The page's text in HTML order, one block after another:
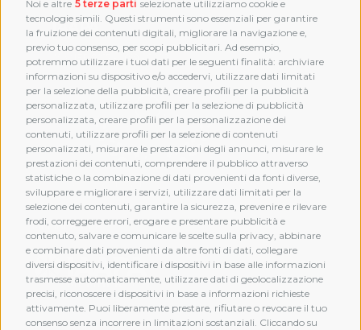
Noi e altre 5 terze parti selezionate utilizziamo cookie e
tecnologie simili. Questi strumenti sono essenziali per garantire
la fruizione dei contenuti digitali, migliorare la navigazione e,
previo tuo consenso, per scopi pubblicitari. Ad esempio,
potremmo utilizzare i tuoi dati per le seguenti finalità: archiviare
informazioni su dispositivo e/o accedervi, utilizzare dati limitati
per la selezione della pubblicità, creare profili per la pubblicità
personalizzata, utilizzare profili per la selezione di pubblicità
personalizzata, creare profili per la personalizzazione dei
contenuti, utilizzare profili per la selezione di contenuti
personalizzati, misurare le prestazioni degli annunci, misurare le
prestazioni dei contenuti, comprendere il pubblico attraverso
statistiche o la combinazione di dati provenienti da fonti diverse,
sviluppare e migliorare i servizi, utilizzare dati limitati per la
selezione dei contenuti, garantire la sicurezza, prevenire e rilevare
frodi, correggere errori, erogare e presentare pubblicità e
contenuto, salvare e comunicare le scelte sulla privacy, abbinare
e combinare dati provenienti da altre fonti di dati, collegare
diversi dispositivi, identificare i dispositivi in base alle informazioni
trasmesse automaticamente, utilizzare dati di geolocalizzazione
precisi, riconoscere i dispositivi in base a informazioni richieste
attivamente. Puoi liberamente prestare, rifiutare o revocare il tuo
consenso senza incorrere in limitazioni sostanziali. Cliccando su
MEMBERSHIP